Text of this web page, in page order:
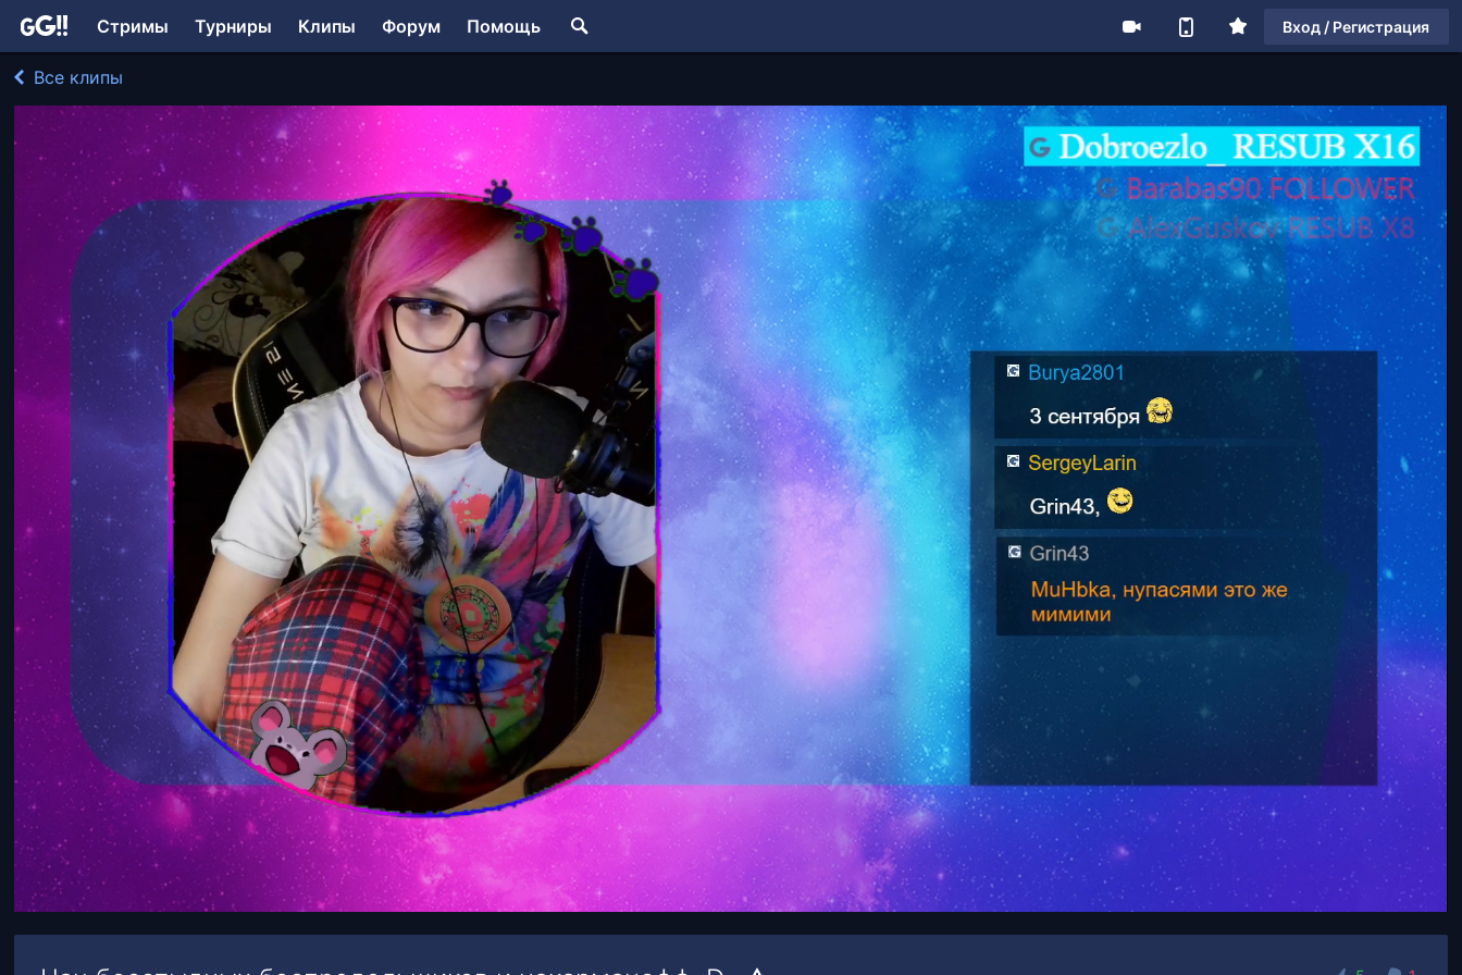
Стримы Турниры Клипы Форум Помощь Вход / Регистрация
Все клипы
MuHbka играл в A Plague Tale: Requiem
247 просмотров
00:16 00:30